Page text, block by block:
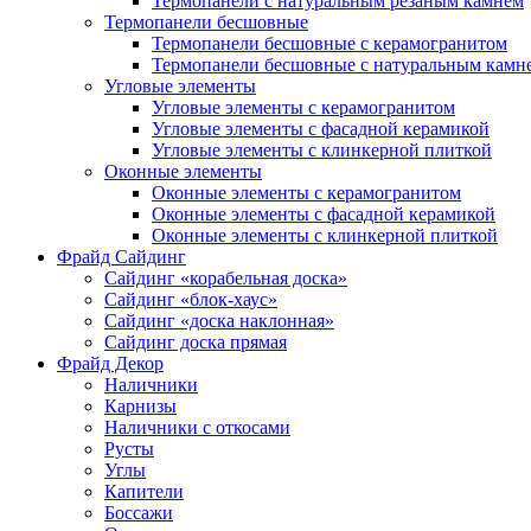
Термопанели бесшовные
Термопанели бесшовные с керамогранитом
Термопанели бесшовные с натуральным
Угловые элементы
Угловые элементы с керамогранитом
Угловые элементы с фасадной керамикой
Угловые элементы с клинкерной плиткой
Оконные элементы
Оконные элементы с керамогранитом
Оконные элементы с фасадной керамикой
Оконные элементы с клинкерной плиткой
Фрайд Сайдинг
Сайдинг «корабельная доска»
Сайдинг «блок-хаус»
Сайдинг «доска наклонная»
Сайдинг доска прямая
Фрайд Декор
Наличники
Карнизы
Наличники с откосами
Русты
Углы
Капители
Боссажи